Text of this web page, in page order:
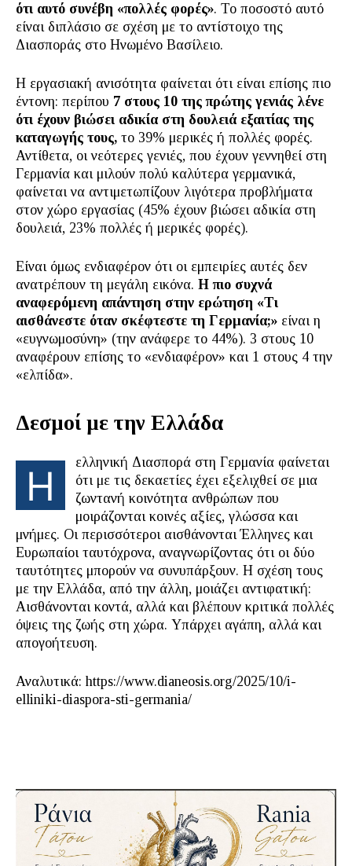
ότι αυτό συνέβη «πολλές φορές». Το ποσοστό αυτό
είναι διπλάσιο σε σχέση με το αντίστοιχο της
Διασποράς στο Ηνωμένο Βασίλειο.
Η εργασιακή ανισότητα φαίνεται ότι είναι επίσης πιο
έντονη: περίπου 7 στους 10 της πρώτης γενιάς λένε
ότι έχουν βιώσει αδικία στη δουλειά εξαιτίας της
καταγωγής τους, το 39% μερικές ή πολλές φορές.
Αντίθετα, οι νεότερες γενιές, που έχουν γεννηθεί στη
Γερμανία και μιλούν πολύ καλύτερα γερμανικά,
φαίνεται να αντιμετωπίζουν λιγότερα προβλήματα
στον χώρο εργασίας (45% έχουν βιώσει αδικία στη
δουλειά, 23% πολλές ή μερικές φορές).
Είναι όμως ενδιαφέρον ότι οι εμπειρίες αυτές δεν
ανατρέπουν τη μεγάλη εικόνα. Η πιο συχνά
αναφερόμενη απάντηση στην ερώτηση «Τι
αισθάνεστε όταν σκέφτεστε τη Γερμανία;» είναι η
«ευγνωμοσύνη» (την ανάφερε το 44%). 3 στους 10
αναφέρουν επίσης το «ενδιαφέρον» και 1 στους 4 την
«ελπίδα».
Δεσμοί με την Ελλάδα
Η
ελληνική Διασπορά στη Γερμανία φαίνεται
ότι με τις δεκαετίες έχει εξελιχθεί σε μια
ζωντανή κοινότητα ανθρώπων που
μοιράζονται κοινές αξίες, γλώσσα και
μνήμες. Οι περισσότεροι αισθάνονται Έλληνες και
Ευρωπαίοι ταυτόχρονα, αναγνωρίζοντας ότι οι δύο
ταυτότητες μπορούν να συνυπάρξουν. Η σχέση τους
με την Ελλάδα, από την άλλη, μοιάζει αντιφατική:
Αισθάνονται κοντά, αλλά και βλέπουν κριτικά πολλές
όψεις της ζωής στη χώρα. Υπάρχει αγάπη, αλλά και
απογοήτευση.
Αναλυτικά: https://www.dianeosis.org/2025/10/i-
elliniki-diaspora-sti-germania/